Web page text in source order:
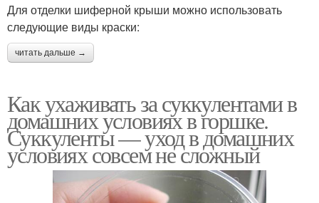
Для отделки шиферной крыши можно использовать
следующие виды краски:
читать дальше →
Как ухаживать за суккулентами в
домашних условиях в горшке.
Суккуленты — уход в домашних
условиях совсем не сложный